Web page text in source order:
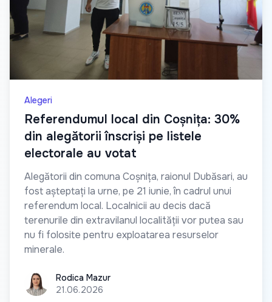
Alegeri
Referendumul local din Coșnița: 30%
din alegătorii înscriși pe listele
electorale au votat
Alegătorii din comuna Coșnița, raionul Dubăsari, au
fost așteptați la urne, pe 21 iunie, în cadrul unui
referendum local. Localnicii au decis dacă
terenurile din extravilanul localității vor putea sau
nu fi folosite pentru exploatarea resurselor
minerale.
Rodica MazurRodica Mazur
21.06.2026